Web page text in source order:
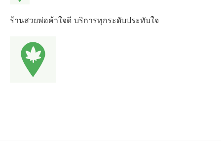
ร้านสวยพ่อค้าใจดี บริการทุกระดับประทับใจ